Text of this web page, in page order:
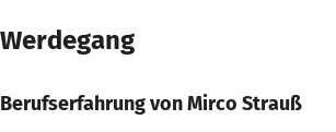
Werdegang
Berufserfahrung von Mirco Strauß